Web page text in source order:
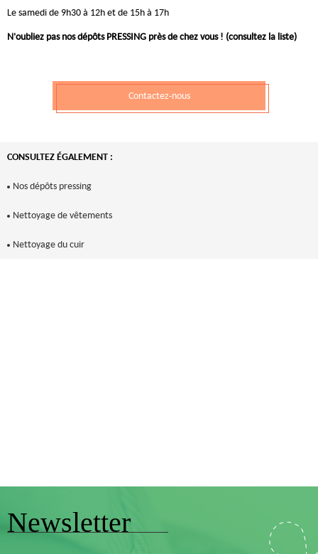
Le samedi de 9h30 à 12h et de 15h à 17h
N'oubliez pas nos dépôts PRESSING près de chez vous ! (consultez la liste)
Contactez-nous
CONSULTEZ ÉGALEMENT :
Nos dépôts pressing
Nettoyage de vêtements
Nettoyage du cuir
Newsletter